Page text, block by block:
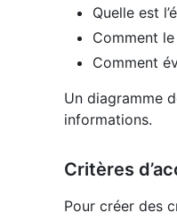
Quelle est
Comment
Comment
Un diagramme
informations.
Critères
Pour créer des